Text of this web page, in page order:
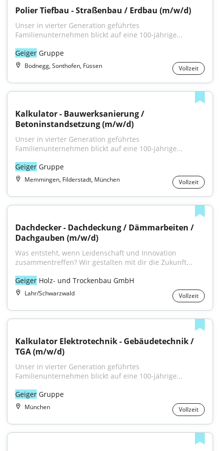
Polier Tiefbau - Straßenbau / Erdbau (m/w/d)
Unser in vierter Generation geführtes
Familienunternehmen blickt auf eine 100-jährige...
Geiger Gruppe
Bodnegg, Sonthofen, Füssen Vollzeit
Kalkulator - Bauwerksanierung /
Betoninstandsetzung (m/w/d)
Unser in vierter Generation geführtes
Familienunternehmen blickt auf eine 100-jährige...
Geiger Gruppe
Memmingen, Filderstadt, München Vollzeit
Dachdecker - Dachdeckung / Dämmarbeiten /
Dachgauben (m/w/d)
Was entsteht, wenn Leidenschaft und Innovation
zusammentreffen? Wir gestalten mit dir die Zukunft...
Geiger Holz- und Trockenbau GmbH
Lahr/Schwarzwald Vollzeit
Kalkulator Elektrotechnik - Gebäudetechnik /
TGA (m/w/d)
Unser in vierter Generation geführtes
Familienunternehmen blickt auf eine 100-jährige...
Geiger Gruppe
München Vollzeit